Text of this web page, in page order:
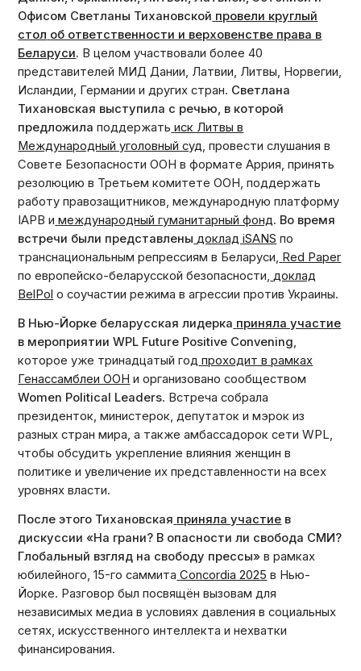
Офисом Светланы Тихановской провели круглый
стол об ответственности и верховенстве права в
Беларуси. В целом участвовали более 40
представителей МИД Дании, Латвии, Литвы, Норвегии,
Исландии, Германии и других стран. Светлана
Тихановская выступила с речью, в которой
предложила поддержать иск Литвы в
Международный уголовный суд , провести слушания в
Совете Безопасности ООН в формате Аррия, принять
резолюцию в Третьем комитете ООН, поддержать
работу правозащитников, международную платформу
IAPB и международный гуманитарный фонд. Во время
встречи были представлены доклад iSANS по
транснациональным репрессиям в Беларуси, Red Paper
по европейско-беларусской безопасности, доклад
BelPol о соучастии режима в агрессии против Украины.
В Нью-Йорке беларусская лидерка приняла участие
в мероприятии WPL Future Positive Convening,
которое уже тринадцатый год проходит в рамках
Генассамблеи ООН и организовано сообществом
Women Political Leaders. Встреча собрала
президенток, министерок, депутаток и мэрок из
разных стран мира, а также амбассадорок сети WPL,
чтобы обсудить укрепление влияния женщин в
политике и увеличение их представленности на всех
уровнях власти.
После этого Тихановская приняла участие в
дискуссии «На грани? В опасности ли свобода СМИ?
Глобальный взгляд на свободу прессы» в рамках
юбилейного, 15-го саммита Concordia 2025 в Нью-
Йорке. Разговор был посвящён вызовам для
независимых медиа в условиях давления в социальных
сетях, искусственного интеллекта и нехватки
финансирования.